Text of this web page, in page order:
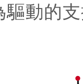
驅動的